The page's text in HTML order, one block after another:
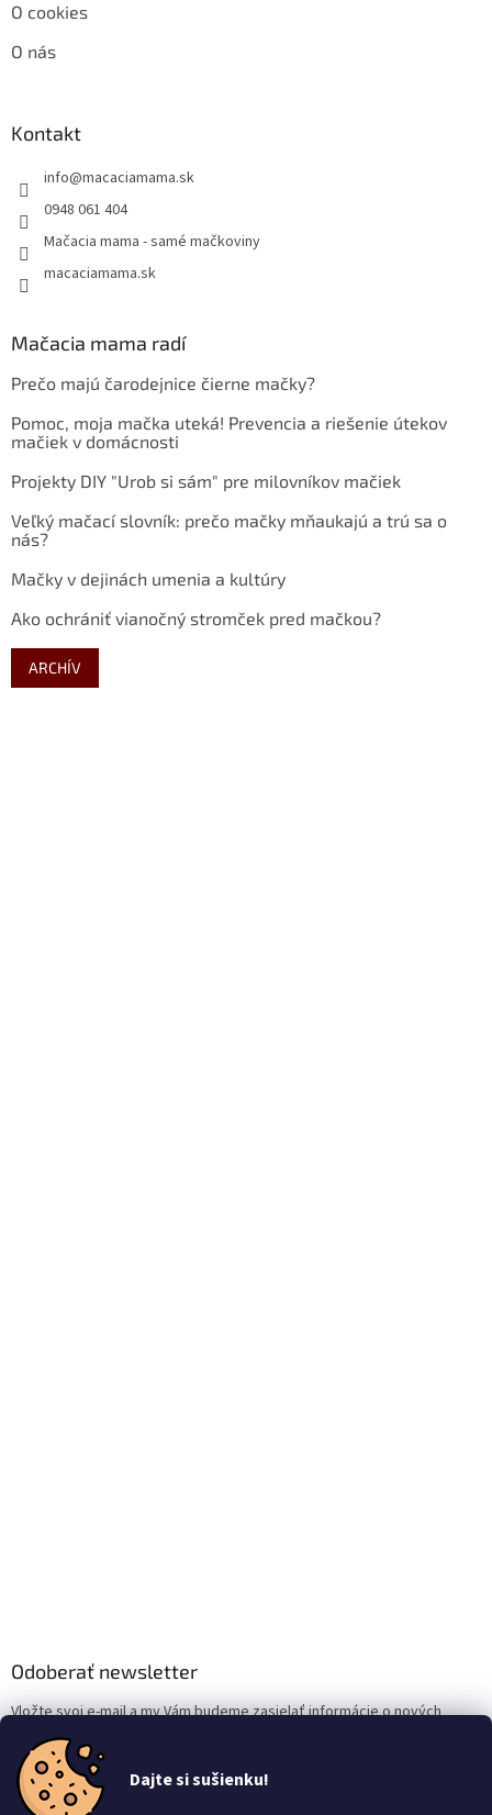
Dajte si sušienku!
O cookies
O nás
Kontakt
info@macaciamama.sk
0948 061 404
Mačacia mama - samé mačkoviny
macaciamama.sk
Mačacia mama radí
Prečo majú čarodejnice čierne mačky?
Pomoc, moja mačka uteká! Prevencia a riešenie útekov
mačiek v domácnosti
Projekty DIY "Urob si sám" pre milovníkov mačiek
Veľký mačací slovník: prečo mačky mňaukajú a trú sa o
nás?
Mačky v dejinách umenia a kultúry
Ako ochrániť vianočný stromček pred mačkou?
ARCHÍV
Odoberať newsletter
Vložte svoj e-mail a my Vám budeme zasielať informácie o nových
produktoch na našom e-shope.
Email